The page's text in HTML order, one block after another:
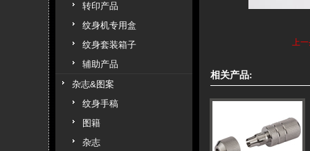
转印产品
纹身机专用盒
纹身套装箱子
辅助产品
杂志&图案
纹身手稿
图籍
杂志
上
相关产品: